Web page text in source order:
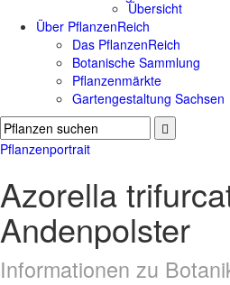
Übersicht
Über PflanzenReich
Das PflanzenReich
Botanische Sammlung
Pflanzenmärkte
Gartengestaltung Sachsen
Pflanzenportrait
Azorella
Andenpolster
Informationen zu